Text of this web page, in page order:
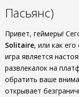
Пасьянс)
Привет, геймеры!
Solitaire, или как
игра является
развлекалок на
обратить ваше
открывает